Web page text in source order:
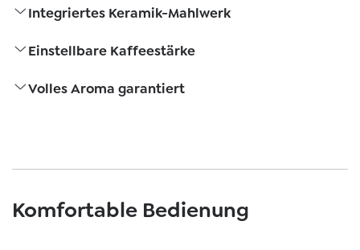
Integriertes Keramik-Mahlwerk
Einstellbare Kaffeestärke
Volles Aroma garantiert
Komfortable Bedienung